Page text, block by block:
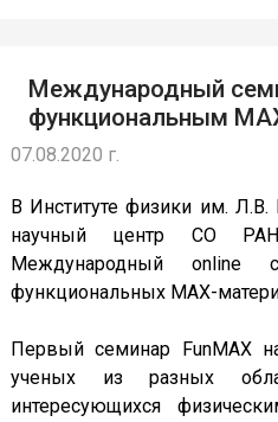
Международный
функциональным
07.08.2020 г.
В Институте физики им. Л.В.
научный центр СО
Международный online
функциональных MAX-
Первый семинар FunMAX
ученых из разных
интересующихся